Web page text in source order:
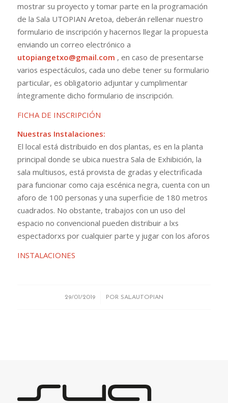
mostrar su proyecto y tomar parte en la programación
de la Sala UTOPIAN Aretoa, deberán rellenar nuestro
formulario de inscripción y hacernos llegar la propuesta
enviando un correo electrónico a
utopiangetxo@gmail.com , en caso de presentarse
varios espectáculos, cada uno debe tener su formulario
particular, es obligatorio adjuntar y cumplimentar
íntegramente dicho formulario de inscripción.
FICHA DE INSCRIPCIÓN
Nuestras Instalaciones:
El local está distribuido en dos plantas, es en la planta
principal donde se ubica nuestra Sala de Exhibición, la
sala multiusos, está provista de gradas y electrificada
para funcionar como caja escénica negra, cuenta con un
aforo de 100 personas y una superficie de 180 metros
cuadrados. No obstante, trabajos con un uso del
espacio no convencional pueden distribuir a lxs
espectadorxs por cualquier parte y jugar con los aforos
INSTALACIONES
29/01/2019
/ POR SALAUTOPIAN